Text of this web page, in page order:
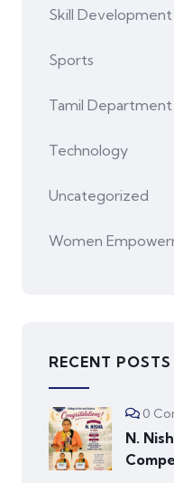
Skill Development
Sports
Tamil Department
Technology
Uncategorized
Women
RECENT POSTS
0
N.